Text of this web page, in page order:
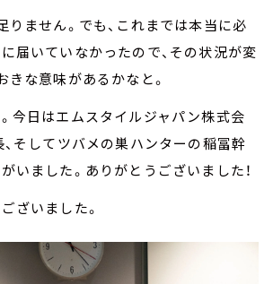
ません。でも、これまでは本当に必
届いていなかったので、その状況が変
きな意味があるかなと。
今日はエムスタイルジャパン株式会
そしてツバメの巣ハンターの稲冨幹
いました。ありがとうございました！
ざいました。